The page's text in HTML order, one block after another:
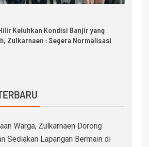
Keluhkan Kondisi Banjir yang
Zulkarnaen : Segera Normalisasi
Warga, Zulkarnaen Dorong
Sediakan Lapangan Bermain di